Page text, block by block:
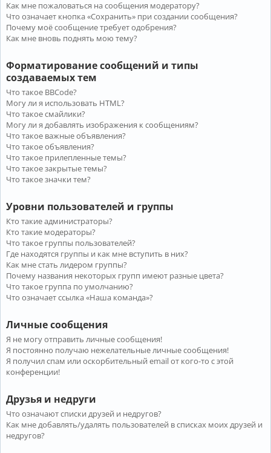
Как мне пожаловаться на сообщения модератору?
Что означает кнопка «Сохранить» при создании сообщения?
Почему моё сообщение требует одобрения?
Как мне вновь поднять мою тему?
Форматирование сообщений и типы
создаваемых тем
Что такое BBCode?
Могу ли я использовать HTML?
Что такое смайлики?
Могу ли я добавлять изображения к сообщениям?
Что такое важные объявления?
Что такое объявления?
Что такое прилепленные темы?
Что такое закрытые темы?
Что такое значки тем?
Уровни пользователей и группы
Кто такие администраторы?
Кто такие модераторы?
Что такое группы пользователей?
Где находятся группы и как мне вступить в них?
Как мне стать лидером группы?
Почему названия некоторых групп имеют разные цвета?
Что такое группа по умолчанию?
Что означает ссылка «Наша команда»?
Личные сообщения
Я не могу отправить личные сообщения!
Я постоянно получаю нежелательные личные сообщения!
Я получил спам или оскорбительный email от кого-то с этой
конференции!
Друзья и недруги
Что означают списки друзей и недругов?
Как мне добавлять/удалять пользователей в списках моих друзей и
недругов?